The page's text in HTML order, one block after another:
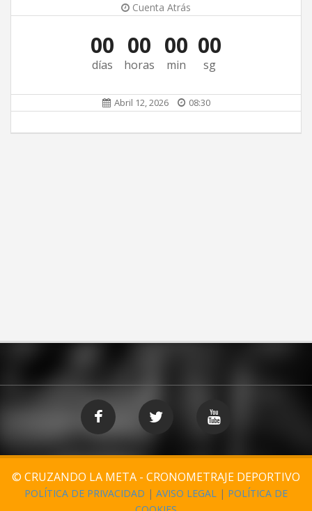
Cuenta Atrás
00
días
00
horas
00
min
00
sg
Abril 12, 2026 08:30
© CRUZANDO LA META - CRONOMETRAJE DEPORTIVO
POLÍTICA DE PRIVACIDAD | AVISO LEGAL | POLÍTICA DE